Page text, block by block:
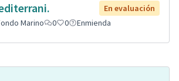
En evaluación
Marino 0 0 Enmienda